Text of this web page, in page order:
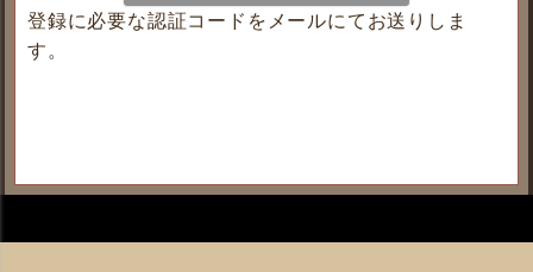
登録に必要な認証コードをメールにてお送りしま
す。